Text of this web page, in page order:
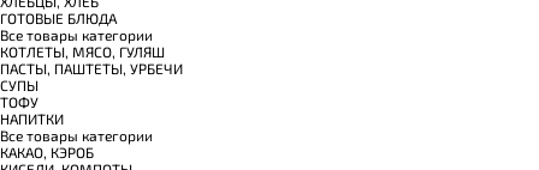
ГОТОВЫЕ БЛЮДА
Все товары категории
КОТЛЕТЫ, МЯСО, ГУЛЯШ
ПАСТЫ, ПАШТЕТЫ, УРБЕЧИ
СУПЫ
ТОФУ
НАПИТКИ
Все товары категории
КАКАО, КЭРОБ